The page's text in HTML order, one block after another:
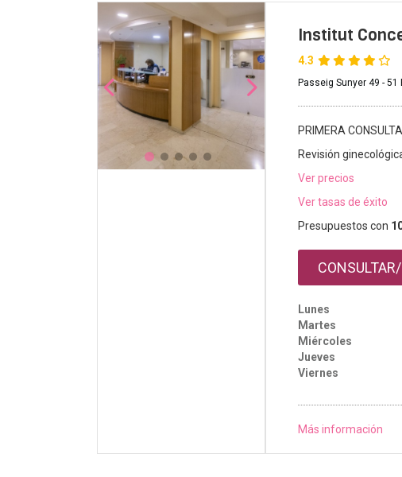
Institut
4.3
Passeig Sunyer 49 - 51
PRIMERA
Revisión
Ver precios
Ver tasas de éxito
Presupuestos con
Lunes
Martes
Miércoles
Jueves
Viernes
Más información